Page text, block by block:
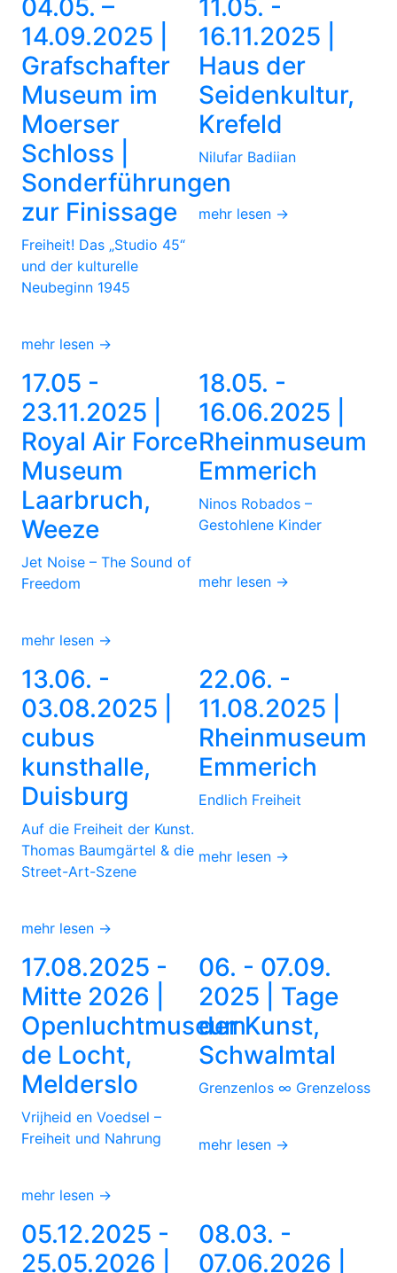
04.05. –
14.09.2025 |
Grafschafter
Museum im
Moerser
Schloss |
Sonderführungen
zur Finissage
Freiheit! Das „Studio 45“
und der kulturelle
Neubeginn 1945
mehr lesen →
11.05. -
16.11.2025 |
Haus der
Seidenkultur,
Krefeld
Nilufar Badiian
mehr lesen →
17.05 -
23.11.2025 |
Royal Air Force
Museum
Laarbruch,
Weeze
Jet Noise – The Sound of
Freedom
mehr lesen →
18.05. -
16.06.2025 |
Rheinmuseum
Emmerich
Ninos Robados –
Gestohlene Kinder
mehr lesen →
13.06. -
03.08.2025 |
cubus
kunsthalle,
Duisburg
Auf die Freiheit der Kunst.
Thomas Baumgärtel & die
Street-Art-Szene
mehr lesen →
22.06. -
11.08.2025 |
Rheinmuseum
Emmerich
Endlich Freiheit
mehr lesen →
17.08.2025 -
Mitte 2026 |
Openluchtmuseum
de Locht,
Melderslo
Vrijheid en Voedsel –
Freiheit und Nahrung
mehr lesen →
06. - 07.09.
2025 | Tage
der Kunst,
Schwalmtal
Grenzenlos ∞ Grenzeloss
mehr lesen →
05.12.2025 -
25.05.2026 |
08.03. -
07.06.2026 |